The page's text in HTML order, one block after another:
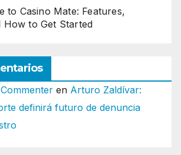
to Casino Mate: Features,
How to Get Started
en Arturo Zaldívar:
definirá futuro de denuncia